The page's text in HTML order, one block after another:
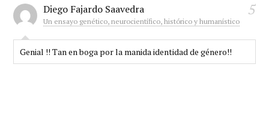
Diego Fajardo Saavedra 5
Un ensayo genético, neurocientífico, histórico y humanístico
Genial !! Tan en boga por la manida identidad de género!!